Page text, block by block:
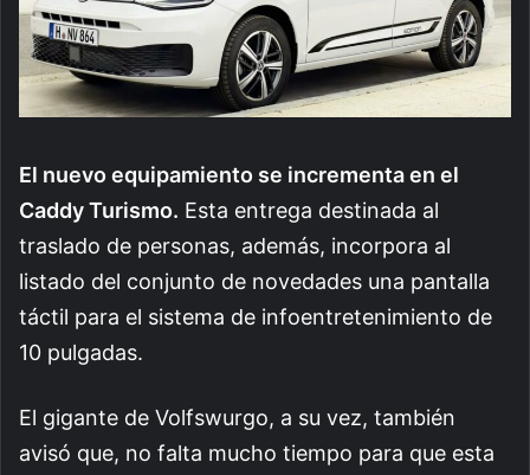
El nuevo equipamiento se incrementa en el
Caddy Turismo. Esta entrega destinada al
traslado de personas, además, incorpora al
listado del conjunto de novedades una pantalla
táctil para el sistema de infoentretenimiento de
10 pulgadas.
El gigante de Volfswurgo, a su vez, también
avisó que, no falta mucho tiempo para que esta